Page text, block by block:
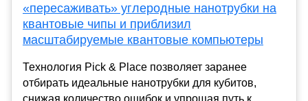
«пересаживать» углеродные нанотрубки на
квантовые чипы и приблизил
масштабируемые квантовые компьютеры
Технология Pick & Place позволяет заранее
отбирать идеальные нанотрубки для кубитов,
снижая количество ошибок и упрощая путь к